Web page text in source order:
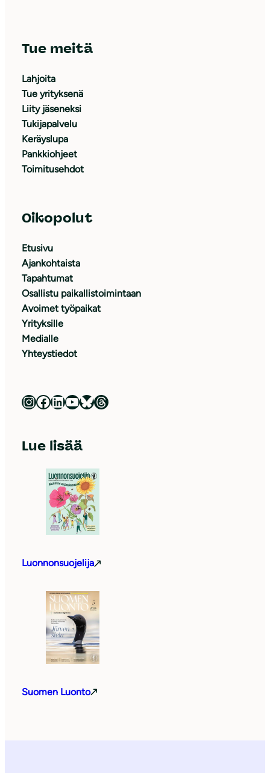
Tue meitä
Lahjoita
Tue yrityksenä
Liity jäseneksi
Tukijapalvelu
Keräyslupa
Pankkiohjeet
Toimitusehdot
Oikopolut
Etusivu
Ajankohtaista
Tapahtumat
Osallistu paikallistoimintaan
Avoimet työpaikat
Yrityksille
Medialle
Yhteystiedot
Luonnonsuojeluliitto Instagramissa Luonnonsuojeluliitto Facebookissa Luonnonsuojeluliitto LinkedInissä Luonnonsuojeluliiton YouTube-kanava Luonnonsuojeluliitto Blueskyssa Luonnonsuojeluliitto Threadsissa
Lue lisää
Luonnonsuojelija
Suomen Luonto